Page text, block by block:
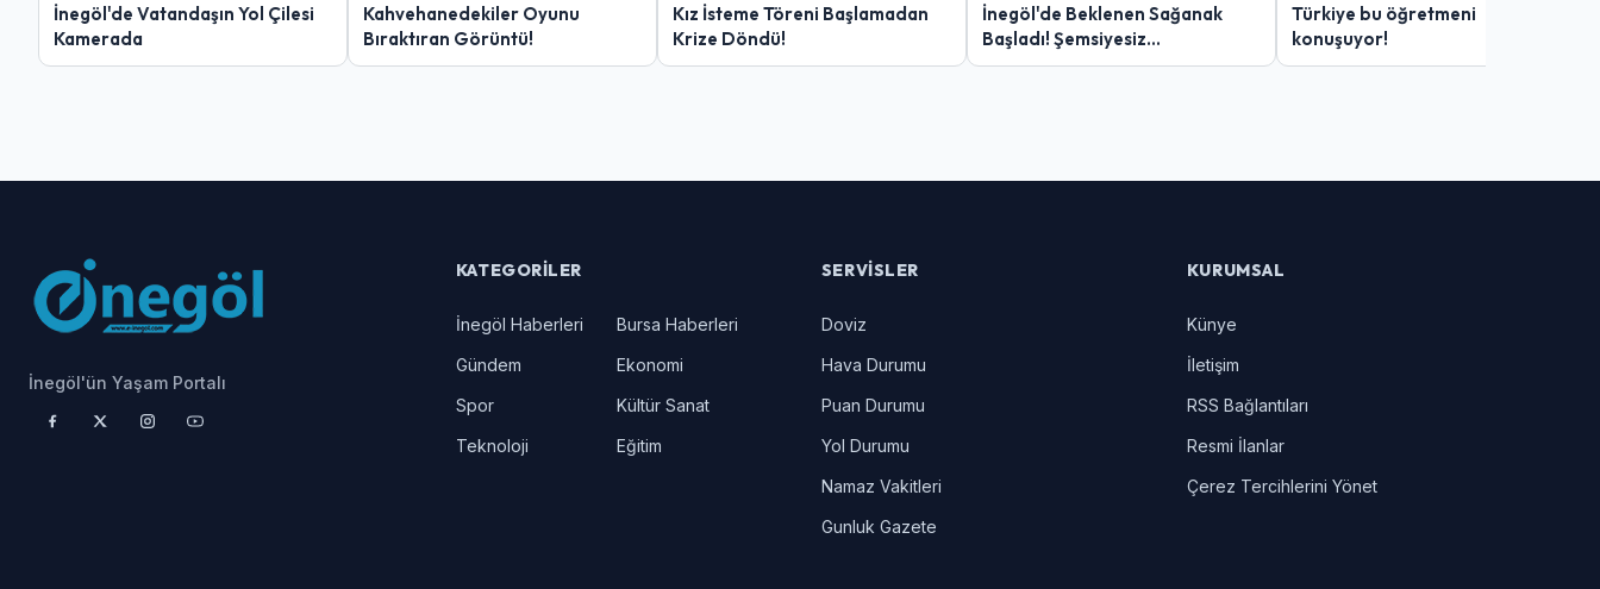
İnegöl'de Vatandaşın Yol Çilesi
Kamerada
Kahvehanedekiler Oyunu
Bıraktıran Görüntü!
Kız İsteme Töreni Başlamadan
Krize Döndü!
İnegöl'de Beklenen Sağanak
Başladı! Şemsiyesiz
Yakalananlar Zor Anlar Yaşadı
Türkiye bu öğretmeni
konuşuyor!
İnegöl'ün Yaşam Portalı
KATEGORILER
İnegöl Haberleri
Bursa Haberleri
Gündem
Ekonomi
Spor
Kültür Sanat
Teknoloji
Eğitim
SERVISLER
Doviz
Hava Durumu
Puan Durumu
Yol Durumu
Namaz Vakitleri
Gunluk Gazete
KURUMSAL
Künye
İletişim
RSS Bağlantıları
Resmi İlanlar
Çerez Tercihlerini Yönet